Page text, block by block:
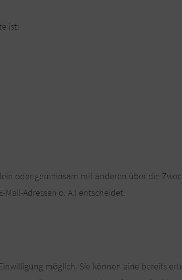
ist:
oder gemeinsam mit anderen über die
Adressen o. Ä.) entscheidet.
möglich. Sie können eine bereits